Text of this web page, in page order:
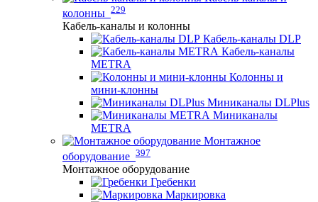
колонны 229
Кабель-каналы и колонны
Кабель-каналы DLP
Кабель-каналы
METRA
Колонны и
мини-клонны
Миниканалы DLPlus
Миниканалы
METRA
Монтажное
оборудование 397
Монтажное оборудование
Гребенки
Маркировка